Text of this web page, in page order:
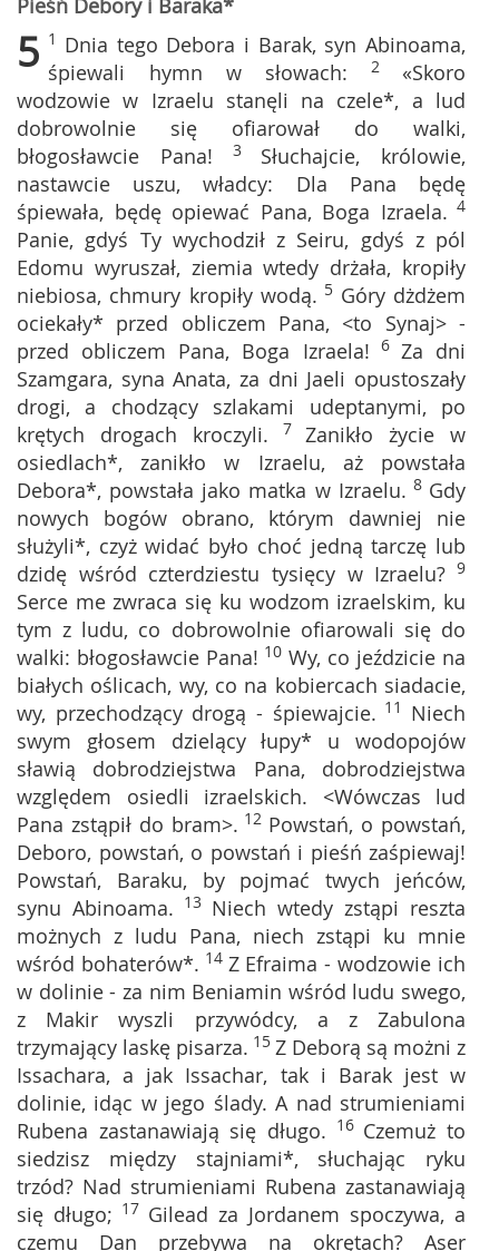
Pieśń Debory i Baraka*
5 1 Dnia tego Debora i Barak, syn Abinoama,
śpiewali hymn w słowach: 2 «Skoro
wodzowie w Izraelu stanęli na czele*, a lud
dobrowolnie się ofiarował do walki,
błogosławcie Pana! 3 Słuchajcie, królowie,
nastawcie uszu, władcy: Dla Pana będę
śpiewała, będę opiewać Pana, Boga Izraela. 4
Panie, gdyś Ty wychodził z Seiru, gdyś z pól
Edomu wyruszał, ziemia wtedy drżała, kropiły
niebiosa, chmury kropiły wodą. 5 Góry dżdżem
ociekały* przed obliczem Pana, <to Synaj> -
przed obliczem Pana, Boga Izraela! 6 Za dni
Szamgara, syna Anata, za dni Jaeli opustoszały
drogi, a chodzący szlakami udeptanymi, po
krętych drogach kroczyli. 7 Zanikło życie w
osiedlach*, zanikło w Izraelu, aż powstała
Debora*, powstała jako matka w Izraelu. 8 Gdy
nowych bogów obrano, którym dawniej nie
służyli*, czyż widać było choć jedną tarczę lub
dzidę wśród czterdziestu tysięcy w Izraelu? 9
Serce me zwraca się ku wodzom izraelskim, ku
tym z ludu, co dobrowolnie ofiarowali się do
walki: błogosławcie Pana! 10 Wy, co jeździcie na
białych oślicach, wy, co na kobiercach siadacie,
wy, przechodzący drogą - śpiewajcie. 11 Niech
swym głosem dzielący łupy* u wodopojów
sławią dobrodziejstwa Pana, dobrodziejstwa
względem osiedli izraelskich. <Wówczas lud
Pana zstąpił do bram>. 12 Powstań, o powstań,
Deboro, powstań, o powstań i pieśń zaśpiewaj!
Powstań, Baraku, by pojmać twych jeńców,
synu Abinoama. 13 Niech wtedy zstąpi reszta
możnych z ludu Pana, niech zstąpi ku mnie
wśród bohaterów*. 14 Z Efraima - wodzowie ich
w dolinie - za nim Beniamin wśród ludu swego,
z Makir wyszli przywódcy, a z Zabulona
trzymający laskę pisarza. 15 Z Deborą są możni z
Issachara, a jak Issachar, tak i Barak jest w
dolinie, idąc w jego ślady. A nad strumieniami
Rubena zastanawiają się długo. 16 Czemuż to
siedzisz między stajniami*, słuchając ryku
trzód? Nad strumieniami Rubena zastanawiają
się długo; 17 Gilead za Jordanem spoczywa, a
czemu Dan przebywa na okrętach? Aser